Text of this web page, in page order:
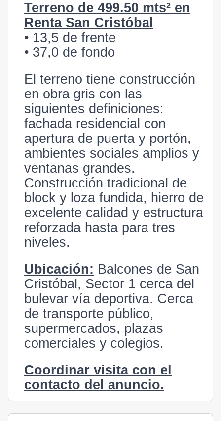
Terreno de 499.50 mts² en
Renta San Cristóbal
• 13,5 de frente
• 37,0 de fondo
El terreno tiene construcción
en obra gris con las
siguientes definiciones:
fachada residencial con
apertura de puerta y portón,
ambientes sociales amplios y
ventanas grandes.
Construcción tradicional de
block y loza fundida, hierro de
excelente calidad y estructura
reforzada hasta para tres
niveles.
Ubicación: Balcones de San
Cristóbal, Sector 1 cerca del
bulevar vía deportiva. Cerca
de transporte público,
supermercados, plazas
comerciales y colegios.
Coordinar visita con el
contacto del anuncio.